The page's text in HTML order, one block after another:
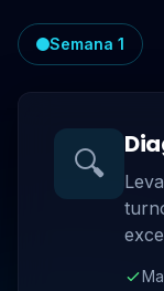
Semana 1
🔍